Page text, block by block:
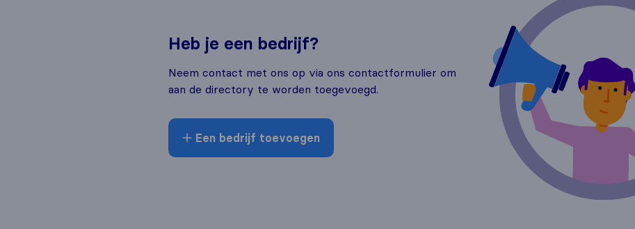
Heb je een bedrijf?
Neem contact met ons op via ons contactformulier om
aan de directory te worden toegevoegd.
Een bedrijf toevoegen